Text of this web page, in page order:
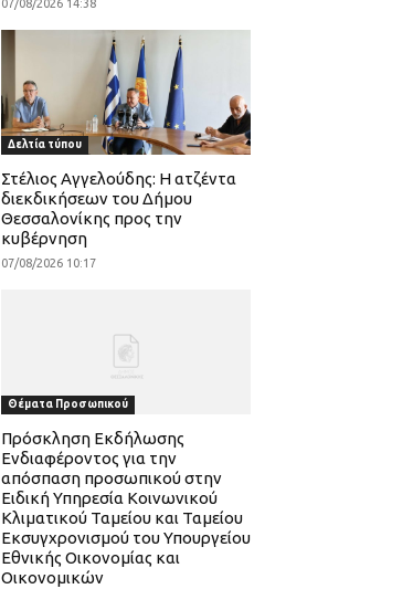
07/08/2026 14:38
Δελτία τύπου
Στέλιος Αγγελούδης: Η ατζέντα
διεκδικήσεων του Δήμου
Θεσσαλονίκης προς την
κυβέρνηση
07/08/2026 10:17
Θέματα Προσωπικού
Πρόσκληση Εκδήλωσης
Ενδιαφέροντος για την
απόσπαση προσωπικού στην
Ειδική Υπηρεσία Κοινωνικού
Κλιματικού Ταμείου και Ταμείου
Εκσυγχρονισμού του Υπουργείου
Εθνικής Οικονομίας και
Οικονομικών